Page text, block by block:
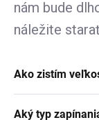
nám bude
náležite
Ako zistím
Aký typ